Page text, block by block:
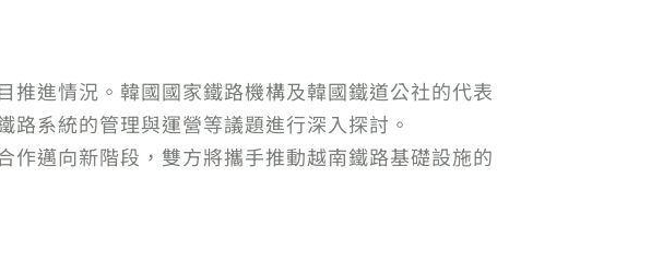
進情況。韓國國家鐵路機構及韓國鐵道公社的代表
系統的管理與運營等議題進行深入探討。
邁向新階段，雙方將攜手推動越南鐵路基礎設施的